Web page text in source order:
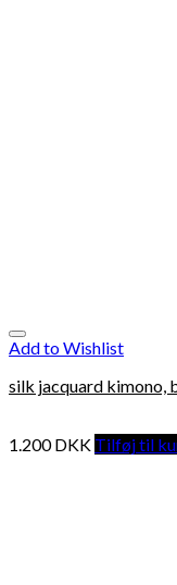
Add to Wishlist
silk jacquard kimono,
1.200DKK Tilføj til